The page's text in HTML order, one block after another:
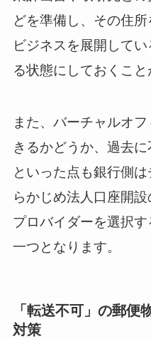
どを準備し、その住
ビジネスを展開して
る状態にしておくこと
また、バーチャルオ
きるかどうか、過去
といった点も銀行側
らかじめ法人口座開
プロバイダーを選択
一つとなります。
「転送不可」の郵便
対策